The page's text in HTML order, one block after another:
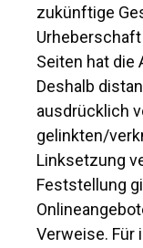
zukünftige
Seiten hat die
Deshalb
ausdrücklich
gelinkten/
Linksetzung
Feststellung
Verweise. Für